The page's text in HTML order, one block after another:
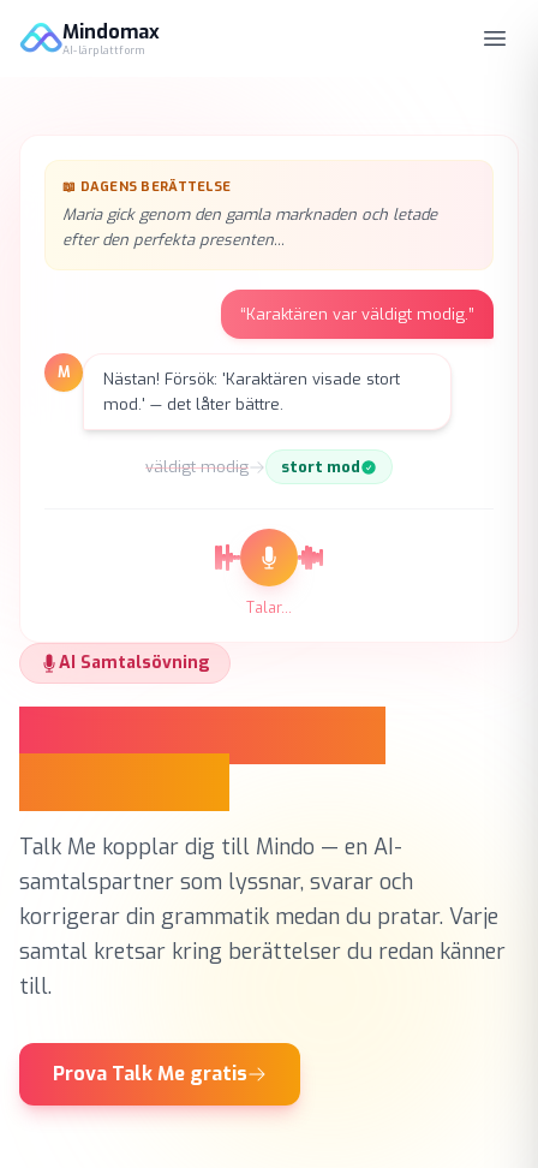
Mindomax
AI-lärplattform
AI Samtalsövning
Förbättras.
Talk Me kopplar dig till Mindo — en AI-
samtalspartner som lyssnar, svarar och
korrigerar din grammatik medan du pratar. Varje
samtal kretsar kring berättelser du redan känner
till.
Prova Talk Me gratis
📖 DAGENS BERÄTTELSE
Maria gick genom den gamla marknaden och letade
efter den perfekta presenten...
“Karaktären var väldigt modig.”
M
Nästan! Försök: 'Karaktären visade stort
mod.' — det låter bättre.
väldigt modig stort mod
Talar...